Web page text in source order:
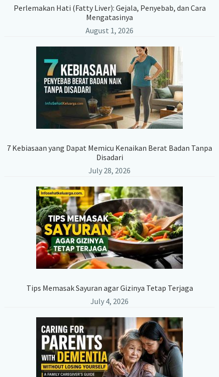
Perlemakan Hati (Fatty Liver): Gejala, Penyebab, dan Cara
Mengatasinya
August 1, 2026
7 Kebiasaan yang Dapat Memicu Kenaikan Berat Badan Tanpa
Disadari
July 28, 2026
Tips Memasak Sayuran agar Gizinya Tetap Terjaga
July 4, 2026